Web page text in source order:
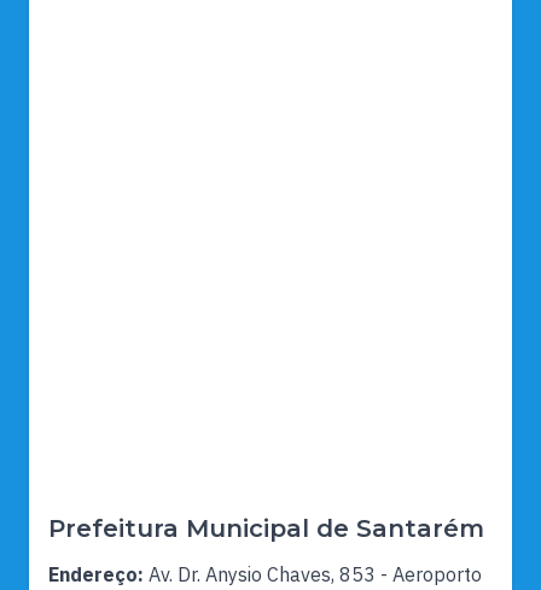
Prefeitura Municipal de Santarém
Endereço: Av. Dr. Anysio Chaves, 853 - Aeroporto